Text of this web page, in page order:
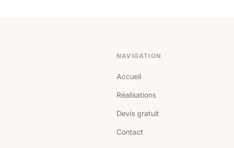
NAVIGATION
Accueil
Réalisations
Devis gratuit
Contact